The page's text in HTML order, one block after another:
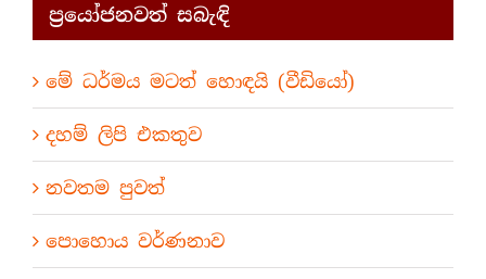
ප්‍රයෝජනවත් සබැඳි
මේ ධර්මය මටත් හොඳයි (වීඩියෝ)
දහම් ලිපි එකතුව
නවතම පුවත්
පොහොය වර්ණනාව